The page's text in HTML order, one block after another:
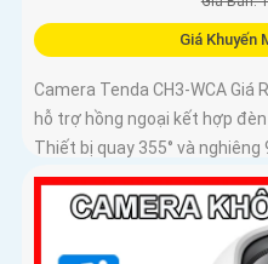
Giá Khuyến
Camera Tenda CH3-WCA Giá
hỗ trợ hồng ngoại kết hợp
Thiết bị quay 355° và nghiêng
chuyển động, con người,